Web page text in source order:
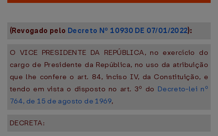
(Revogado pelo Decreto Nº 10930 DE 07/01/2022):
O VICE PRESIDENTE DA REPÚBLICA, no exercício do
cargo de Presidente da República, no uso da atribuição
que lhe confere o art. 84, inciso IV, da Constituição, e
tendo em vista o disposto no art. 3º do Decreto-lei nº
764, de 15 de agosto de 1969,
DECRETA: